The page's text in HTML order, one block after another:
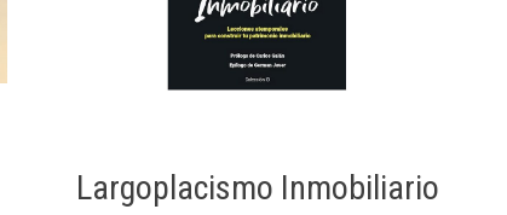
Largoplacismo Inmobiliario